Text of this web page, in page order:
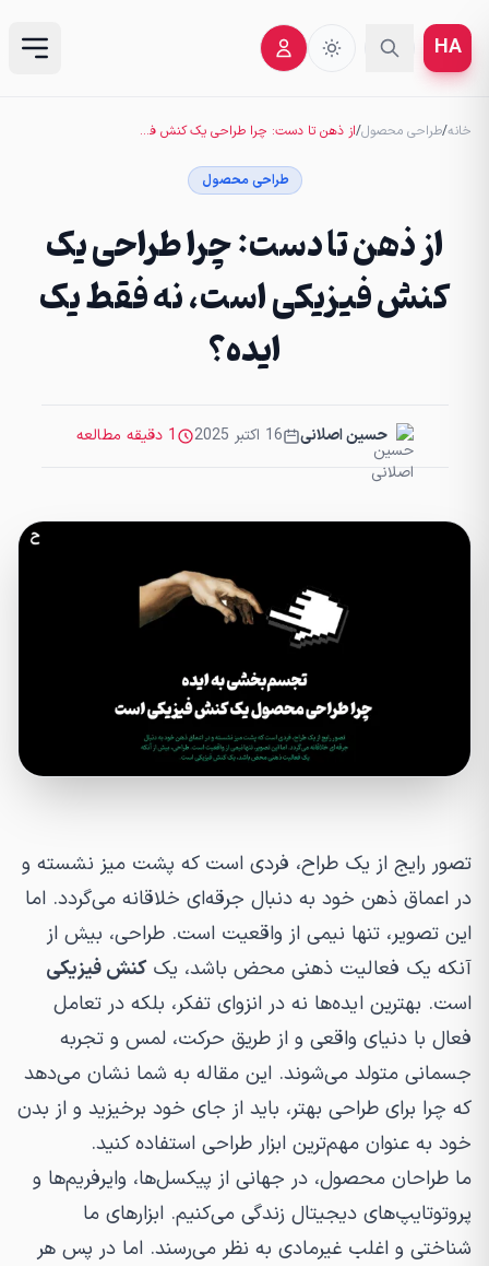
HA
خانه/طراحی محصول/ از ذهن تا دست: چرا طراحی یک کنش فیزیکی است، نه فقط یک ایده؟
طراحی محصول
از ذهن تا دست: چرا طراحی یک
کنش فیزیکی است، نه فقط یک
ایده؟
حسین اصلانی 16 اکتبر 2025 1 دقیقه مطالعه
تصور رایج از یک طراح، فردی است که پشت میز نشسته و
در اعماق ذهن خود به دنبال جرقه‌ای خلاقانه می‌گردد. اما
این تصویر، تنها نیمی از واقعیت است. طراحی، بیش از
آنکه یک فعالیت ذهنی محض باشد، یککنش فیزیکی
است. بهترین ایده‌ها نه در انزوای تفکر، بلکه در تعامل
فعال با دنیای واقعی و از طریق حرکت، لمس و تجربه
جسمانی متولد می‌شوند. این مقاله به شما نشان می‌دهد
که چرا برای طراحی بهتر، باید از جای خود برخیزید و از بدن
خود به عنوان مهم‌ترین ابزار طراحی استفاده کنید.
ما طراحان محصول، در جهانی از پیکسل‌ها، وایرفریم‌ها و
پروتوتایپ‌های دیجیتال زندگی می‌کنیم. ابزارهای ما
شناختی و اغلب غیرمادی به نظر می‌رسند. اما در پس هر